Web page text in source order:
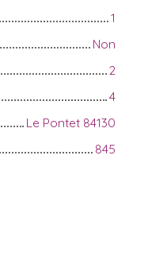
1
Non
2
4
Le Pontet 84130
845